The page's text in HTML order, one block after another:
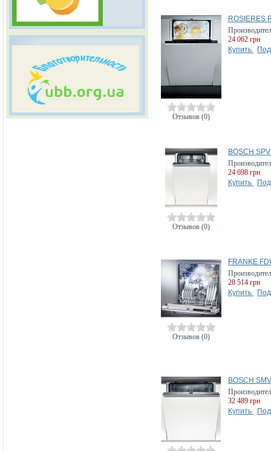
Отзывов (0)
ROSIERES
24 062 грн
Купить
Отзывов (0)
BOSCH
24 698 грн
Купить
Отзывов (0)
FRANKE
28 514 грн
Купить
BOSCH
32 489 грн
Купить